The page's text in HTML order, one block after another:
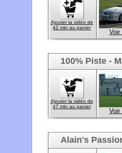
Ajouter la vidéo de
42 min au panier
Voir
100% Piste -
Ajouter la vidéo de
47 min au panier
Voir
Alain's